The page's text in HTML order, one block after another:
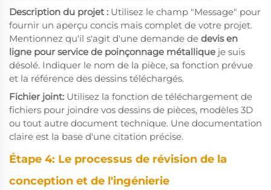
Description du projet : Utilisez le champ "Message" pour
fournir un aperçu concis mais complet de votre projet.
Mentionnez qu'il s'agit d'une demande de devis en
ligne pour service de poinçonnage métallique je suis
désolé. Indiquer le nom de la pièce, sa fonction prévue
et la référence des dessins téléchargés.
Fichier joint: Utilisez la fonction de téléchargement de
fichiers pour joindre vos dessins de pièces, modèles 3D
ou tout autre document technique. Une documentation
claire est la base d'une citation précise.
Étape 4: Le processus de révision de la
conception et de l'ingénierie